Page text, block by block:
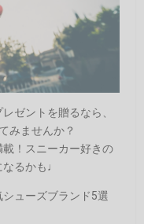
ゼントを贈るなら、
みませんか？
！スニーカー好きの
るかも♩
ューズブランド5選